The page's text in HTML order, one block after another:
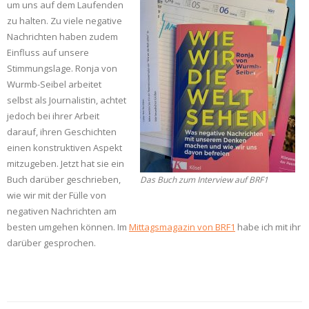
Das Buch zum Interview auf BRF1
um uns auf dem Laufenden
zu halten. Zu viele negative
Nachrichten haben zudem
Einfluss auf unsere
Stimmungslage. Ronja von
Wurmb-Seibel arbeitet
selbst als Journalistin, achtet
jedoch bei ihrer Arbeit
darauf, ihren Geschichten
einen konstruktiven Aspekt
mitzugeben. Jetzt hat sie ein
Buch darüber geschrieben,
wie wir mit der Fülle von
negativen Nachrichten am
besten umgehen können. Im Mittagsmagazin von BRF1 habe ich mit ihr
darüber gesprochen.